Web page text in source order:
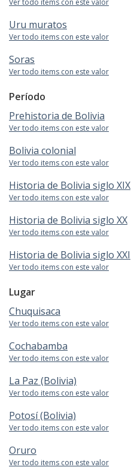
Ver todo items con este valor
Uru muratos
Ver todo items con este valor
Soras
Ver todo items con este valor
Período
Prehistoria de Bolivia
Ver todo items con este valor
Bolivia colonial
Ver todo items con este valor
Historia de Bolivia siglo XIX
Ver todo items con este valor
Historia de Bolivia siglo XX
Ver todo items con este valor
Historia de Bolivia siglo XXI
Ver todo items con este valor
Lugar
Chuquisaca
Ver todo items con este valor
Cochabamba
Ver todo items con este valor
La Paz (Bolivia)
Ver todo items con este valor
Potosí (Bolivia)
Ver todo items con este valor
Oruro
Ver todo items con este valor